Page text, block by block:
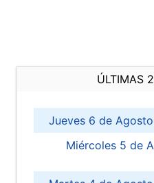
ÚLTIMAS
Jueves 6 de
Miércoles 5 de